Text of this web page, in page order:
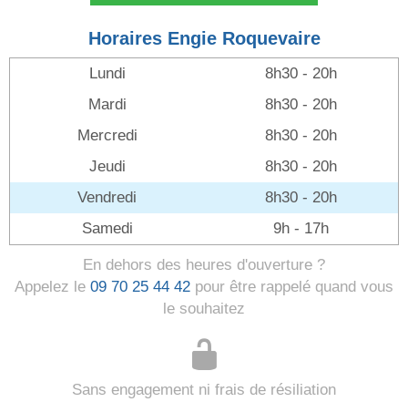
Horaires Engie Roquevaire
Lundi
8h30 - 20h
Mardi
8h30 - 20h
Mercredi
8h30 - 20h
Jeudi
8h30 - 20h
Vendredi
8h30 - 20h
Samedi
9h - 17h
En dehors des heures d'ouverture ?
Appelez le 09 70 25 44 42 pour être rappelé quand vous
le souhaitez
Sans engagement ni frais de résiliation